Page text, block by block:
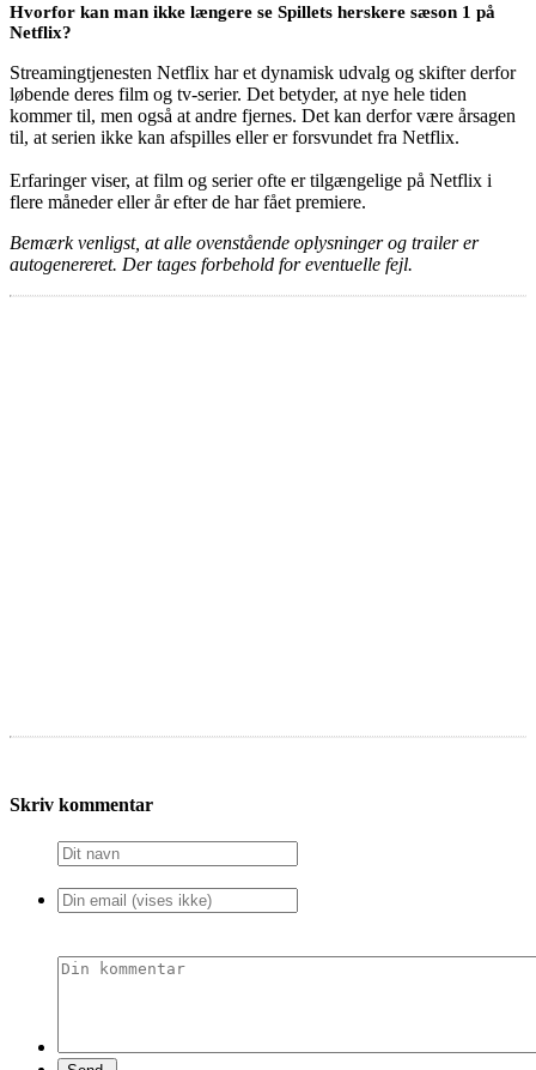
Hvorfor kan man ikke længere se Spillets herskere sæson 1 på
Netflix?
Streamingtjenesten Netflix har et dynamisk udvalg og skifter derfor
løbende deres film og tv-serier. Det betyder, at nye hele tiden
kommer til, men også at andre fjernes. Det kan derfor være årsagen
til, at serien ikke kan afspilles eller er forsvundet fra Netflix.
Erfaringer viser, at film og serier ofte er tilgængelige på Netflix i
flere måneder eller år efter de har fået premiere.
Bemærk venligst, at alle ovenstående oplysninger og trailer er
autogenereret. Der tages forbehold for eventuelle fejl.
Skriv kommentar